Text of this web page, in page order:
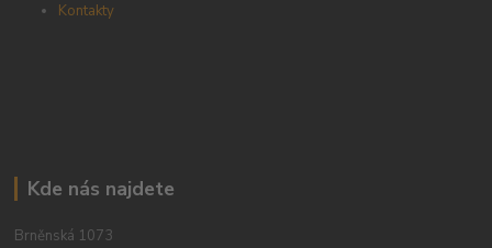
Kontakty
Kde nás najdete
Brněnská 1073